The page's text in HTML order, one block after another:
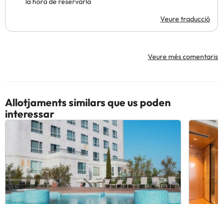
Veure traducció
Veure més comentaris
Allotjaments similars que us poden
interessar